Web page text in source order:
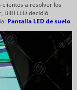
a resolver los
BIBI LED decidió
Pantalla LED de suelo.